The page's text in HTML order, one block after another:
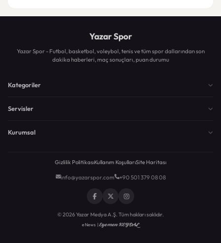
Yazar Spor
Yazar Spor - Futbol, basketbol, voleybol, tenis ve tüm spor dallarından son
dakika haberleri, maç sonuçları, puan durumu
Kategoriler
Servisler
Kurumsal
Gizlilik PolitikasıKullanım KoşullarıSite Haritası
info@yazarspor.com +90 501 379 08 08
© 2026 Yazar Medya A.Ş. Tüm hakları saklıdır.
eNews |Egemen KEYDAL